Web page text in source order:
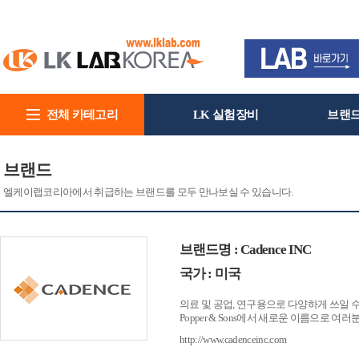
전체 카테고리 LK 실험장비 브랜
브랜드
엘케이랩코리아에서 취급하는 브랜드를 모두 만나보실 수 있습니다.
브랜드명 : Cadence INC
국가 : 미국
의료 및 공업, 연구용으로 다양하게 쓰일
Popper & Sons에서 새로운 이름으로 여러
http://www.cadenceinc.com